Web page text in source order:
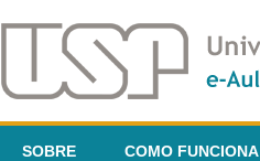
SOBRE COMO FUNCIONA